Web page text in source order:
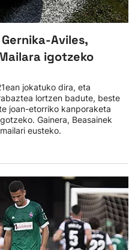
Aviles,
igotzeko
jokatuko dira, eta
lortzen badute, beste
joan-etorriko kanporaketa
Gainera, Beasainek
eusteko.